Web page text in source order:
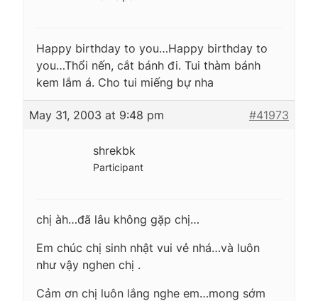
Happy birthday to you…Happy birthday to
you…Thổi nến, cắt bánh đi. Tui thàm bánh
kem lắm á. Cho tui miếng bự nha
May 31, 2003 at 9:48 pm #41973
shrekbk
Participant
chị àh…đã lâu không gặp chị…
Em chúc chị sinh nhật vui vẻ nhá…và luôn
như vậy nghen chị .
Cảm ơn chị luôn lắng nghe em…mong sớm